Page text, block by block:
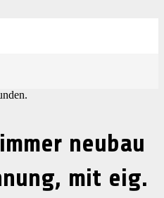
neubau
mit eig.